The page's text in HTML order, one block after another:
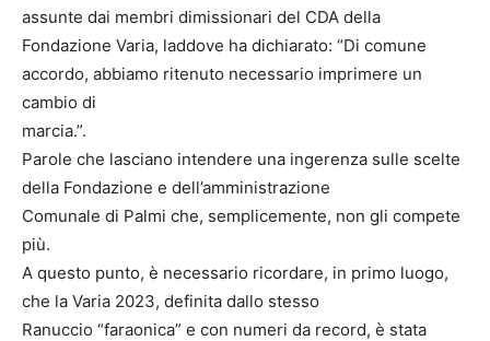
assunte dai membri dimissionari del CDA della
Fondazione Varia, laddove ha dichiarato: “Di comune
accordo, abbiamo ritenuto necessario imprimere un
cambio di
marcia.”.
Parole che lasciano intendere una ingerenza sulle scelte
della Fondazione e dell’amministrazione
Comunale di Palmi che, semplicemente, non gli compete
più.
A questo punto, è necessario ricordare, in primo luogo,
che la Varia 2023, definita dallo stesso
Ranuccio “faraonica” e con numeri da record, è stata